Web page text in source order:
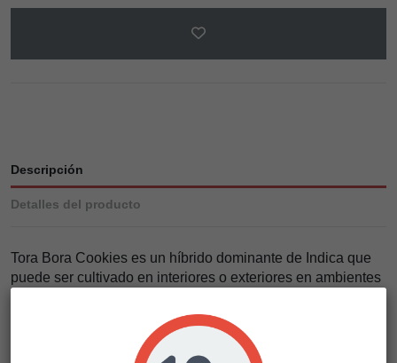
Descripción
Detalles del producto
Tora Bora Cookies es un híbrido dominante de Indica que
puede ser cultivado en interiores o exteriores en ambientes
floración alrededor de 8-10 semanas, y las plantas rinden
más que la media de cosechas de flores densas.
Tora Bora Cookies es un cruce de Tora Bora x Chem Valley